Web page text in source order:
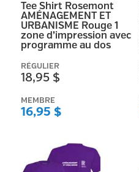
Tee Shirt Rosemont
AMÉNAGEMENT ET
URBANISME Rouge 1
zone d’impression avec
programme au dos
RÉGULIER
18,95 $
MEMBRE
16,95 $